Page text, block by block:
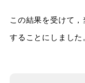
この結果を受けて
することにしました